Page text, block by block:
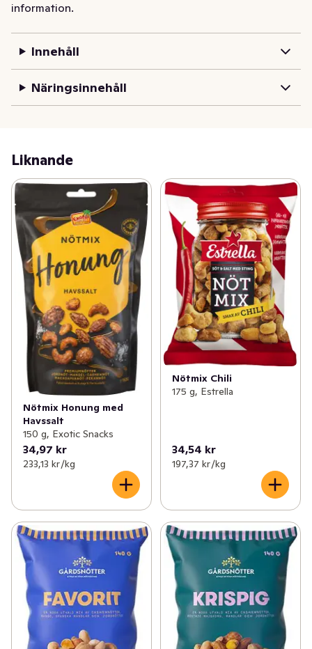
information.
Innehåll
Näringsinnehåll
Liknande
Nötmix Honung med
Havssalt
150 g, Exotic Snacks
34,97 kr
233,13 kr /kg
Nötmix Chili
175 g, Estrella
34,54 kr
197,37 kr /kg